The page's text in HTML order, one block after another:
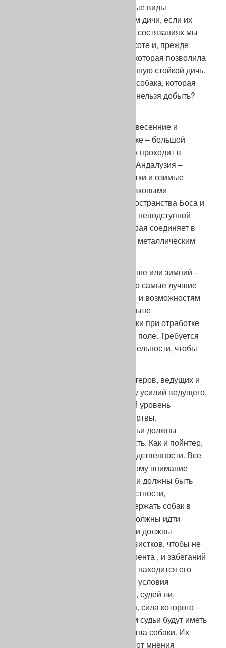
Зачем нужны были бы различные виды
состязаний по различным видам дичи, если их
судить в одной манере. На этих состязаниях мы
должны всегда обращаться к охоте и, прежде
всего, поощрять такую работу, которая позволила
бы ведущему добыть отработанную стойкой дичь.
Еще раз, зачем нужна на охоте собака, которая
делает стойку по дичи, которую нельзя добыть?
И наконец, самые престижные весенние и
осенние состязания по куропатке – большой
поиск. Весенний большой поиск проходит в
различных угодьях и условиях: Андалузия –
мягкий климат, красные куропатки и озимые
волнами с разбросанными оливковыми
деревьями, затем огромные пространства Боса и
Шампани с холодным веером и неподступной
серой куропаткой, Греция, которая соединяет в
себе все эти условия, Сербия с металлическим
Осенний большой поиск в Польше или зимний –
во Франции.. без сомнения – это самые лучшие
состязания по своей сложности и возможностям
отбора. Я высоко оценил в Польше
необходимость властной потяжки при отработке
стаи куропаток в картофельном поле. Требуется
сочетание спокойствия и решительности, чтобы
Эта дисциплина собирает пойнтеров, ведущих и
судей с характером. Зная сумму усилий ведущего,
чтобы привести собаку на такой уровень
совершенства, финансовые жертвы,
принесенные владельцами, судьи должны
осознавать свою ответственность. Как и пойнтер,
большой поиск не терпит посредственности. Все
происходит очень быстро, поэтому внимание
должно быть постоянным. Судьи должны быть
правильно расположены на местности,
предвидеть события и всегда держать собак в
поле своего зрения. Ведущие должны идти
спокойным шагом бок о бок. Они должны
воздерживаться от излишних свистков, чтобы не
помешать работе собаки конкурента , и забеганий
наперед, чтобы посмотреть, где находится его
собака. Когда все необходимые условия
соблюдены, людей, ведущих ли, судей ли,
объединяет ожидание действия, сила которого
заставит их трепетать. При этом судьи будут иметь
возможность оценить достоинства собаки. Их
мнение иногда будет отличным от мнения